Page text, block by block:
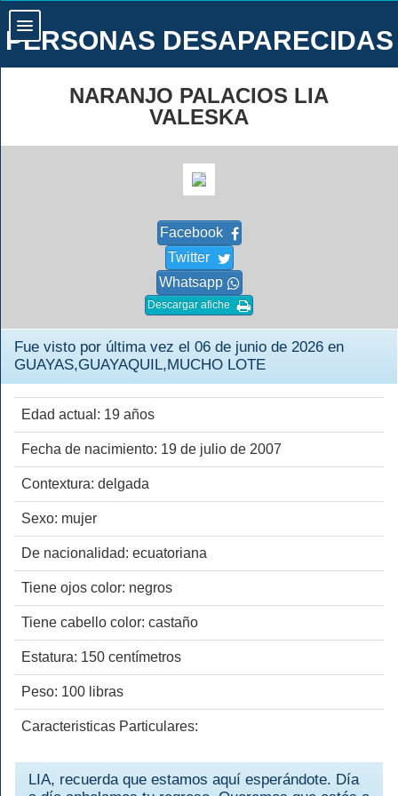
PERSONAS DESAPARECIDAS
NARANJO PALACIOS LIA
VALESKA
Facebook
Twitter
Whatsapp
Descargar afiche
Fue visto por última vez el 06 de junio de 2026 en
GUAYAS,GUAYAQUIL,MUCHO LOTE
Edad actual: 19 años
Fecha de nacimiento: 19 de julio de 2007
Contextura: delgada
Sexo: mujer
De nacionalidad: ecuatoriana
Tiene ojos color: negros
Tiene cabello color: castaño
Estatura: 150 centímetros
Peso: 100 libras
Caracteristicas Particulares:
LIA, recuerda que estamos aquí esperándote. Día